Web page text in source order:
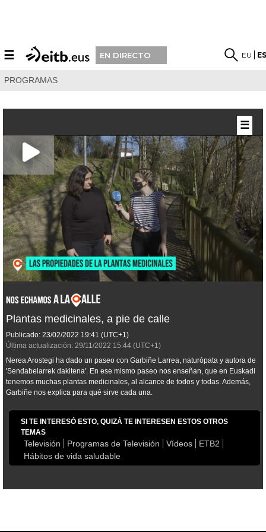
☰ EN DIRECTO EU
PROGRAMAS
Plantas medicinales, a pie de calle
Publicado: 23/02/2022 19:41 (UTC+1)
Última actualización: 29/11/2022 15:44 (UTC+1)
Nerea Arostegi ha dado un paseo con Garbiñe Larrea, naturópata y autora de
'Sendabelarrek dakitena'. En ese mismo paseo nos enseñan, que en Euskadi
tenemos muchas plantas medicinales, al alcance de todos y todas. Además,
Garbiñe nos explica para qué sirve cada una.
SI TE INTERESÓ ESTO, QUIZÁ TE INTERESEN ESTOS OTROS
TEMAS
Televisión Programas de Televisión Vídeos
ETB2
Hábitos de vida saludable
☰